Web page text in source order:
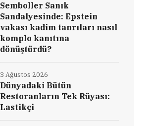
Semboller Sanık
Sandalyesinde: Epstein
vakası kadim tanrıları nasıl
komplo kanıtına
dönüştürdü?
Dünyadaki Bütün
Restoranların Tek Rüyası:
Lastikçi
3 Ağustos 2026